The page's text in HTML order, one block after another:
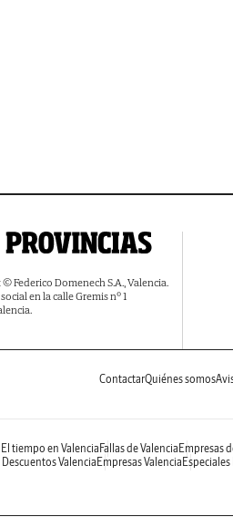
Federico Domenech S.A., Valencia.
en la calle Gremis nº 1
ContactarQuiénes somos
El tiempo en Valencia Fallas de Valencia Empresas
Descuentos Valencia Empresas Valencia Especiales